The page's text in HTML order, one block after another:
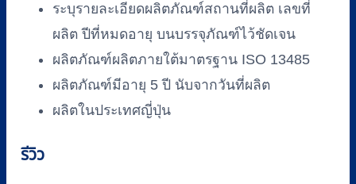
ระบุรายละเอียดผลิตภัณฑ์สถานที่ผลิต เลขที่
ผลิต ปีที่หมดอายุ บนบรรจุภัณฑ์ไว้ชัดเจน
ผลิตภัณฑ์ผลิตภายใต้มาตรฐาน ISO 13485
ผลิตภัณฑ์มีอายุ 5 ปี นับจากวันที่ผลิต
ผลิตในประเทศญี่ปุ่น
รีวิว